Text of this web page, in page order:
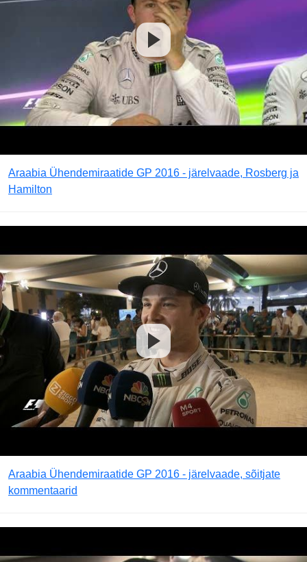
Araabia Ühendemiraatide GP 2016 - järelvaade, Rosberg ja
Hamilton
Araabia Ühendemiraatide GP 2016 - järelvaade, sõitjate
kommentaarid